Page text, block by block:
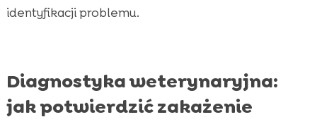
identyfikacji problemu.
Diagnostyka weterynaryjna:
jak potwierdzić zakażenie